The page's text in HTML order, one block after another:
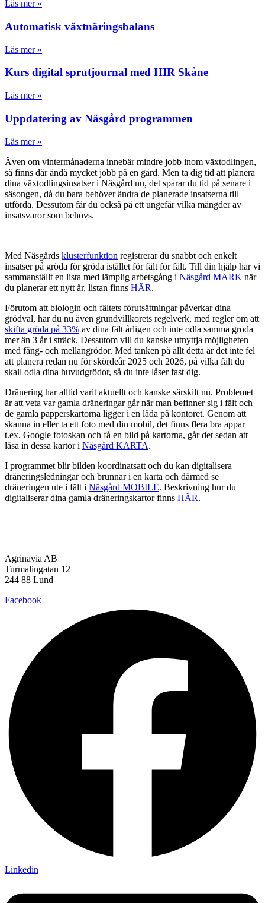
Läs mer »
Automatisk växtnäringsbalans
Läs mer »
Kurs digital sprutjournal med HIR Skåne
Läs mer »
Uppdatering av Näsgård programmen
Läs mer »
Även om vintermånaderna innebär mindre jobb inom växtodlingen,
så finns där ändå mycket jobb på en gård. Men ta dig tid att planera
dina växtodlingsinsatser i Näsgård nu, det sparar du tid på senare i
säsongen, då du bara behöver ändra de planerade insatserna till
utförda. Dessutom får du också på ett ungefär vilka mängder av
insatsvaror som behövs.
Med Näsgårds klusterfunktion registrerar du snabbt och enkelt
insatser på gröda för gröda istället för fält för fält. Till din hjälp har vi
sammanställt en lista med lämplig arbetsgång i Näsgård MARK när
du planerar ett nytt år, listan finns HÄR.
Förutom att biologin och fältets förutsättningar påverkar dina
grödval, har du nu även grundvillkorets regelverk, med regler om att
skifta gröda på 33% av dina fält årligen och inte odla samma gröda
mer än 3 år i sträck. Dessutom vill du kanske utnyttja möjligheten
med fång- och mellangrödor. Med tanken på allt detta är det inte fel
att planera redan nu för skördeår 2025 och 2026, på vilka fält du
skall odla dina huvudgrödor, så du inte låser fast dig.
Dränering har alltid varit aktuellt och kanske särskilt nu. Problemet
är att veta var gamla dräneringar går när man befinner sig i fält och
de gamla papperskartorna ligger i en låda på kontoret. Genom att
skanna in eller ta ett foto med din mobil, det finns flera bra appar
t.ex. Google fotoskan och få en bild på kartorna, går det sedan att
läsa in dessa kartor i Näsgård KARTA.
I programmet blir bilden koordinatsatt och du kan digitalisera
dräneringsledningar och brunnar i en karta och därmed se
dräneringen ute i fält i Näsgård MOBILE. Beskrivning hur du
digitaliserar dina gamla dräneringskartor finns HÄR.
Agrinavia AB
Turmalingatan 12
244 88 Lund
Facebook
Linkedin